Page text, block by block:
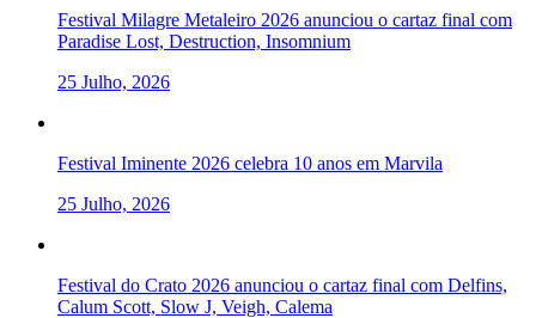
Festival Milagre Metaleiro 2026 anunciou o cartaz final com
Paradise Lost, Destruction, Insomnium
25 Julho, 2026
Festival Iminente 2026 celebra 10 anos em Marvila
25 Julho, 2026
Festival do Crato 2026 anunciou o cartaz final com Delfins,
Calum Scott, Slow J, Veigh, Calema